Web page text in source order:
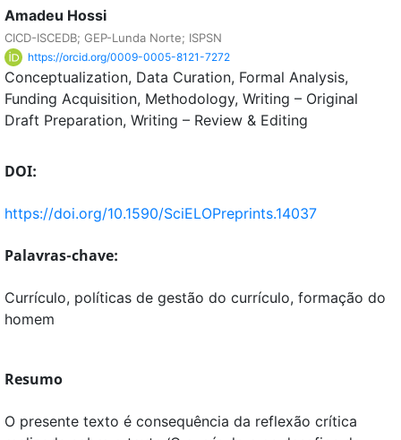
Amadeu Hossi
CICD-ISCEDB; GEP-Lunda Norte; ISPSN
https://orcid.org/0009-0005-8121-7272
Conceptualization Data Curation Formal Analysis
Funding Acquisition Methodology Writing – Original
Draft Preparation Writing – Review & Editing
DOI:
https://doi.org/10.1590/SciELOPreprints.14037
Palavras-chave:
Currículo, políticas de gestão do currículo, formação do
homem
Resumo
O presente texto é consequência da reflexão crítica